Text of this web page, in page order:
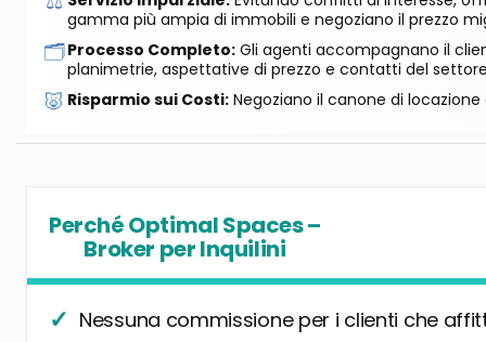
gamma più ampia di immobili e negoziano il prezzo
🗂️Processo Completo: Gli agenti accompagnano il
planimetrie, aspettative di prezzo e contatti del
🐷 Risparmio sui Costi: Negoziano il canone di
Perché Optimal Spaces –
Broker per Inquilini
Nessuna commissione per i clienti che